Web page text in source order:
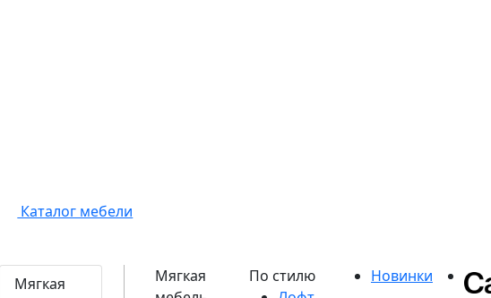
Каталог мебели
Мягкая